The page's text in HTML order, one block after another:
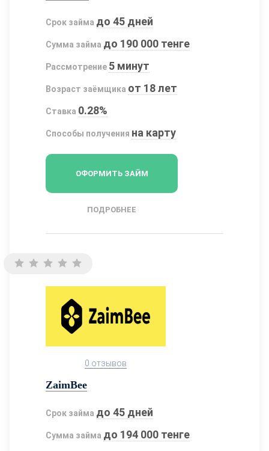
Срок займа до 45 дней
Сумма займа до 190 000 тенге
Рассмотрение 5 минут
Возраст заёмщика от 18 лет
Ставка 0.28%
Способы получения на карту
ОФОРМИТЬ ЗАЙМ
ПОДРОБНЕЕ
0 отзывов
ZaimBee
Срок займа до 45 дней
Сумма займа до 194 000 тенге